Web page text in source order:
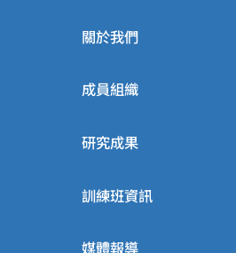
關於我們
成員組織
研究成果
訓練班資訊
媒體報導